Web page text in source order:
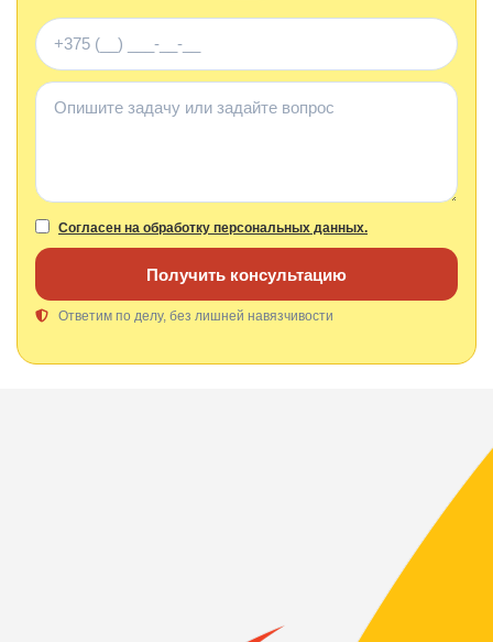
Телефон
Комментарий
Согласен на обработку персональных данных.
Получить консультацию
Ответим по делу, без лишней навязчивости